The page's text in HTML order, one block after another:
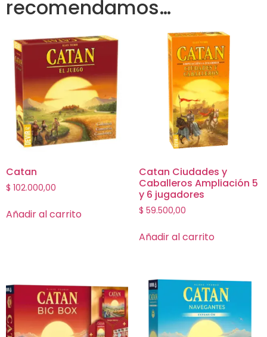
recomendamos…
Catan
$ 102.000,00
Añadir al carrito
Catan Ciudades y
Caballeros Ampliación 5
y 6 jugadores
$ 59.500,00
Añadir al carrito